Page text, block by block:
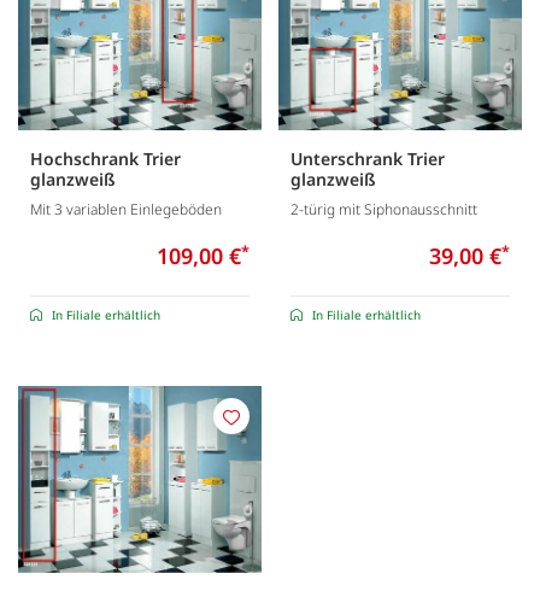
Hochschrank Trier
glanzweiß
Mit 3 variablen Einlegeböden
109,00 €*
In Filiale erhältlich
Unterschrank Trier
glanzweiß
2-türig mit Siphonausschnitt
39,00 €*
In Filiale erhältlich
Merken